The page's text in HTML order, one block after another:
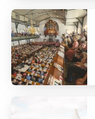
Steun
onze
missie
Info